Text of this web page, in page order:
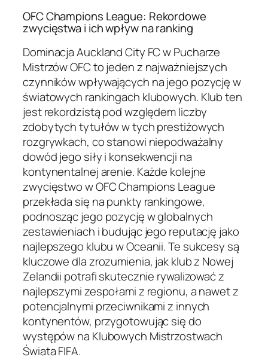
OFC Champions League: Rekordowe
zwycięstwa i ich wpływ na ranking
Dominacja Auckland City FC w Pucharze
Mistrzów OFC to jeden z najważniejszych
czynników wpływających na jego pozycję w
światowych rankingach klubowych. Klub ten
jest rekordzistą pod względem liczby
zdobytych tytułów w tych prestiżowych
rozgrywkach, co stanowi niepodważalny
dowód jego siły i konsekwencji na
kontynentalnej arenie. Każde kolejne
zwycięstwo w OFC Champions League
przekłada się na punkty rankingowe,
podnosząc jego pozycję w globalnych
zestawieniach i budując jego reputację jako
najlepszego klubu w Oceanii. Te sukcesy są
kluczowe dla zrozumienia, jak klub z Nowej
Zelandii potrafi skutecznie rywalizować z
najlepszymi zespołami z regionu, a nawet z
potencjalnymi przeciwnikami z innych
kontynentów, przygotowując się do
występów na Klubowych Mistrzostwach
Świata FIFA.